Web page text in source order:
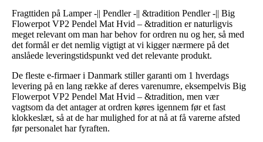
Fragttiden på Lamper -|| Pendler -|| &tradition Pendler -|| Big
Flowerpot VP2 Pendel Mat Hvid – &tradition er naturligvis
meget relevant om man har behov for ordren nu og her, så med
det formål er det nemlig vigtigt at vi kigger nærmere på det
anslåede leveringstidspunkt ved det relevante produkt.
De fleste e-firmaer i Danmark stiller garanti om 1 hverdags
levering på en lang række af deres varenumre, eksempelvis Big
Flowerpot VP2 Pendel Mat Hvid – &tradition, men vær
vagtsom da det antager at ordren køres igennem før et fast
klokkeslæt, så at de har mulighed for at nå at få varerne afsted
før personalet har fyraften.